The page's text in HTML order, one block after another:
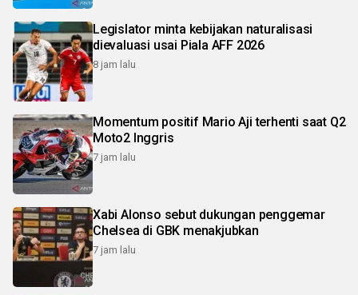
Legislator minta kebijakan naturalisasi
dievaluasi usai Piala AFF 2026
8 jam lalu
Momentum positif Mario Aji terhenti saat Q2
Moto2 Inggris
7 jam lalu
Xabi Alonso sebut dukungan penggemar
Chelsea di GBK menakjubkan
7 jam lalu